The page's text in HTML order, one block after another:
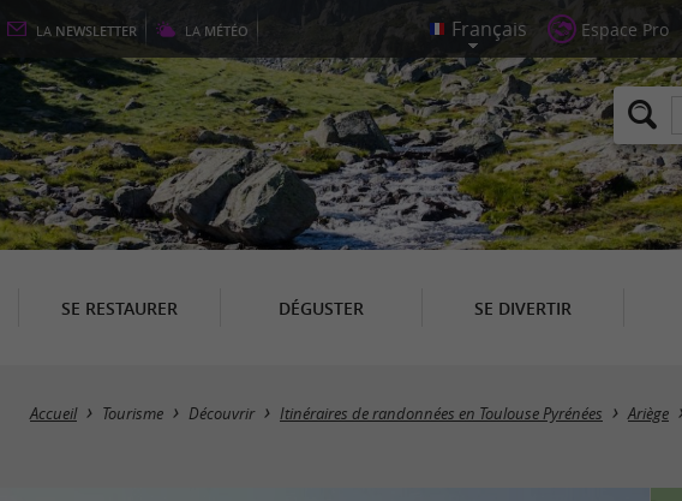
LA NEWSLETTER LA MÉTÉO Espace Pro
SE RESTAURER DÉGUSTER SE DIVERTIR
Accueil Tourisme Découvrir Itinéraires de randonnées en Toulouse Pyrénées Ariège